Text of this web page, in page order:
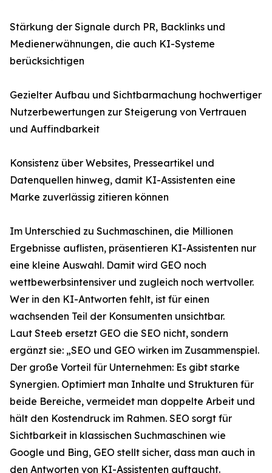
Stärkung der Signale durch PR, Backlinks und
Medienerwähnungen, die auch KI-Systeme
berücksichtigen
Gezielter Aufbau und Sichtbarmachung hochwertiger
Nutzerbewertungen zur Steigerung von Vertrauen
und Auffindbarkeit
Konsistenz über Websites, Presseartikel und
Datenquellen hinweg, damit KI-Assistenten eine
Marke zuverlässig zitieren können
Im Unterschied zu Suchmaschinen, die Millionen
Ergebnisse auflisten, präsentieren KI-Assistenten nur
eine kleine Auswahl. Damit wird GEO noch
wettbewerbsintensiver und zugleich noch wertvoller.
Wer in den KI-Antworten fehlt, ist für einen
wachsenden Teil der Konsumenten unsichtbar.
Laut Steeb ersetzt GEO die SEO nicht, sondern
ergänzt sie: „SEO und GEO wirken im Zusammenspiel.
Der große Vorteil für Unternehmen: Es gibt starke
Synergien. Optimiert man Inhalte und Strukturen für
beide Bereiche, vermeidet man doppelte Arbeit und
hält den Kostendruck im Rahmen. SEO sorgt für
Sichtbarkeit in klassischen Suchmaschinen wie
Google und Bing, GEO stellt sicher, dass man auch in
den Antworten von KI-Assistenten auftaucht.